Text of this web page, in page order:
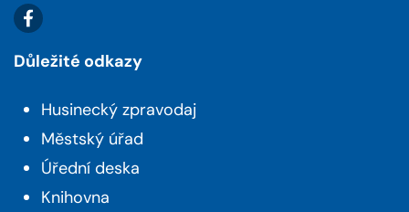
Důležité odkazy
Husinecký zpravodaj
Městský úřad
Úřední deska
Knihovna